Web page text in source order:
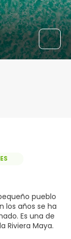
pueblo
los años se ha
Es una de
Riviera Maya.